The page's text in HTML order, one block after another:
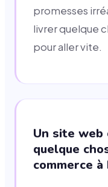
promesses
livrer quelque
pour aller vite.
Un site web
quelque
commerce à